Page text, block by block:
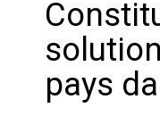
pays